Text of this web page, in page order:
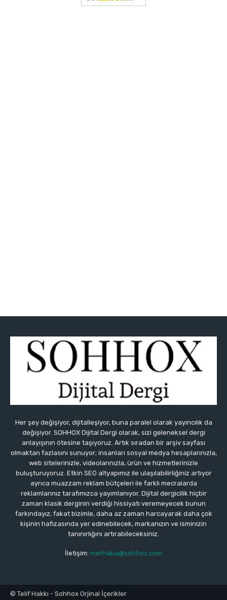
Her şey değişiyor, dijitalleşiyor, buna paralel olarak yayıncılık da
değişiyor. SOHHOX Dijital Dergi olarak, sizi geleneksel dergi
anlayışının ötesine taşıyoruz. Artık sıradan bir arşiv sayfası
olmaktan fazlasını sunuyor; insanları sosyal medya hesaplarınızla,
web sitelerinizle, videolarınızla, ürün ve hizmetlerinizle
buluşturuyoruz. Etkin SEO altyapımız ile ulaşılabilirliğiniz artıyor
ayrıca muazzam reklam bütçeleri ile farklı mecralarda
reklamlarınız tarafımızca yayımlanıyor. Dijital dergicilik hiçbir
zaman klasik derginin verdiği hissiyatı veremeyecek bunun
farkındayız; fakat bizimle, daha az zaman harcayarak daha çok
kişinin hafızasında yer edinebilecek, markanızın ve isminizin
tanınırlığını artırabileceksiniz.
İletişim: merhaba@sohhox.com
© Telif Hakkı - Sohhox Orjinal İçerikler